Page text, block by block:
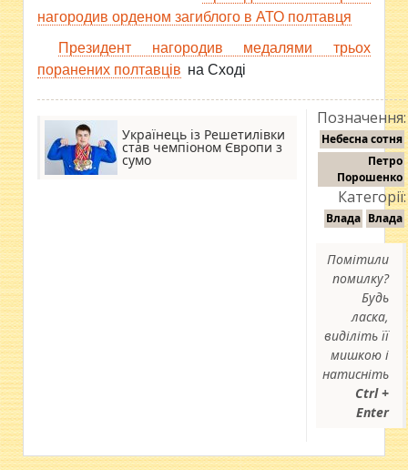
нагородив орденом загиблого в АТО полтавця
Президент нагородив медалями трьох
поранених полтавців на Сході
Українець із Решетилівки
став чемпіоном Європи з
сумо
Позначення:
Небесна сотня
Петро
Порошенко
Категорії:
Влада Влада
Помітили
помилку?
Будь
ласка,
виділіть її
мишкою і
натисніть
Ctrl +
Enter